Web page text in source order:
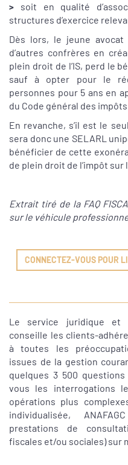
> soit en qualité
structures d’exercice
Dès lors, le jeune avocat
d’autres confrères en
plein droit de l’IS, perd le
sauf à opter pour le
personnes pour 5 ans en
du Code général des
En revanche, s’il est le
sera donc une SELARL
bénéficier de cette
de plein droit de l’impôt sur
Extrait tiré de la FAQ
sur le véhicule
CONNECTEZ-VOUS POUR
Le service juridique et
conseille les clients-
à toutes les
issues de la gestion
quelques 3 500
vous les interrogations
opérations plus
individualisée,
prestations de
fiscales et/ou sociales) sur